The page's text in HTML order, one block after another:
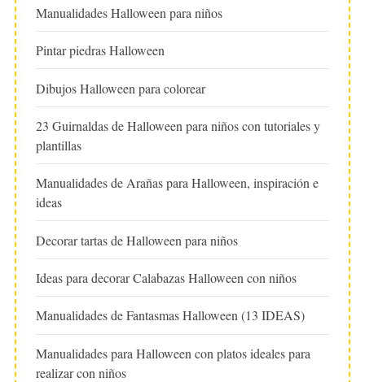
Manualidades Halloween para niños
Pintar piedras Halloween
Dibujos Halloween para colorear
23 Guirnaldas de Halloween para niños con tutoriales y
plantillas
Manualidades de Arañas para Halloween, inspiración e
ideas
Decorar tartas de Halloween para niños
Ideas para decorar Calabazas Halloween con niños
Manualidades de Fantasmas Halloween (13 IDEAS)
Manualidades para Halloween con platos ideales para
realizar con niños